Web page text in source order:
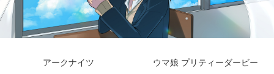
アークナイツ ウマ娘 プリティーダービー